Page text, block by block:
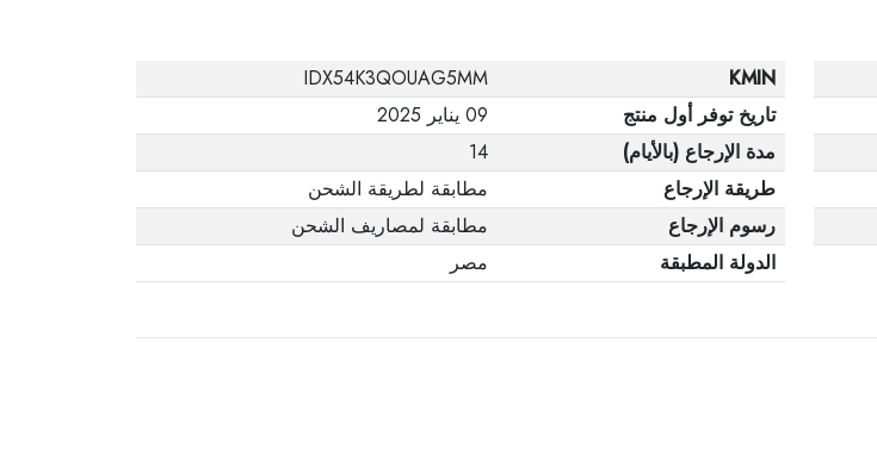
KMIN
IDX54K3QOUAG5MM
تاريخ توفر أول منتج
09 يناير 2025
مدة الإرجاع (بالأيام)
14
طريقة الإرجاع
مطابقة لطريقة الشحن
رسوم الإرجاع
مطابقة لمصاريف الشحن
الدولة المطبقة
مصر